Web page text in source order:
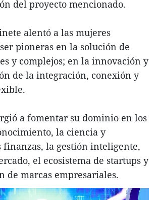
del proyecto mencionado.
alentó a las mujeres
pioneras en la solución de
y complejos; en la innovación y
de la integración, conexión y
a fomentar su dominio en los
la ciencia y
finanzas, la gestión inteligente,
el ecosistema de startups y
de marcas empresariales.